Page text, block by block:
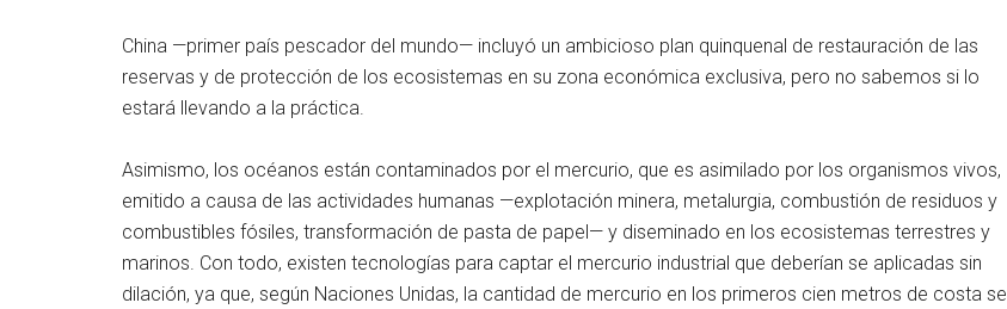
China —primer país pescador del mundo— incluyó un ambicioso plan quinquenal de restauración de las
reservas y de protección de los ecosistemas en su zona económica exclusiva, pero no sabemos si lo
estará llevando a la práctica.
Asimismo, los océanos están contaminados por el mercurio, que es asimilado por los organismos vivos,
emitido a causa de las actividades humanas —explotación minera, metalurgia, combustión de residuos y
combustibles fósiles, transformación de pasta de papel— y diseminado en los ecosistemas terrestres y
marinos. Con todo, existen tecnologías para captar el mercurio industrial que deberían se aplicadas sin
dilación, ya que, según Naciones Unidas, la cantidad de mercurio en los primeros cien metros de costa se